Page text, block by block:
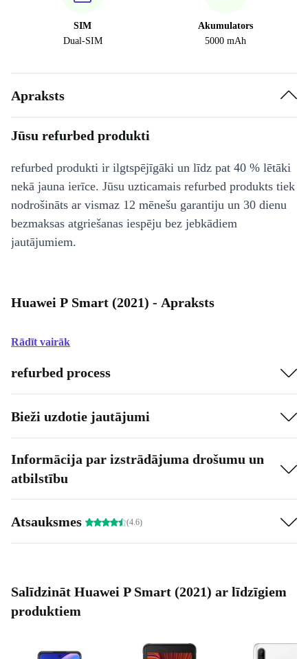
SIM
Dual-SIM
Akumulators
5000 mAh
Apraksts
Jūsu refurbed produkti
refurbed produkti ir ilgtspējīgāki un līdz pat 40 % lētāki
nekā jauna ierīce. Jūsu uzticamais refurbed produkts tiek
nodrošināts ar vismaz 12 mēnešu garantiju un 30 dienu
bezmaksas atgriešanas iespēju bez jebkādiem
jautājumiem.
Huawei P Smart (2021) - Apraksts
Rādīt vairāk
refurbed process
Bieži uzdotie jautājumi
Informācija par izstrādājuma drošumu un
atbilstību
Atsauksmes (4.6)
Salīdzināt Huawei P Smart (2021) ar līdzīgiem
produktiem